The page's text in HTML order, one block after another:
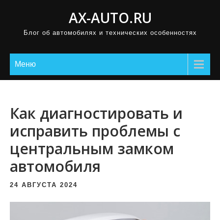
AX-AUTO.RU
Блог об автомобилях и технических особенностях
Меню
Как диагностировать и
исправить проблемы с
центральным замком
автомобиля
24 АВГУСТА 2024